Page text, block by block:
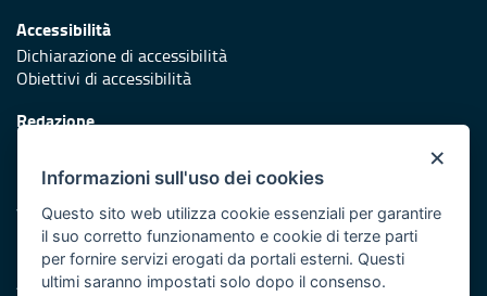
Accessibilità
Dichiarazione di accessibilità
Obiettivi di accessibilità
Redazione
Protezione civile
Vai al sito di Protezione Civile Puglia
Iniziativa finanziata con risorse del POR Puglia 2014/2020 -
Asse XI
×
Informazioni sull'uso dei cookies
Questo sito web utilizza cookie essenziali per garantire
il suo corretto funzionamento e cookie di terze parti
per fornire servizi erogati da portali esterni. Questi
ultimi saranno impostati solo dopo il consenso.